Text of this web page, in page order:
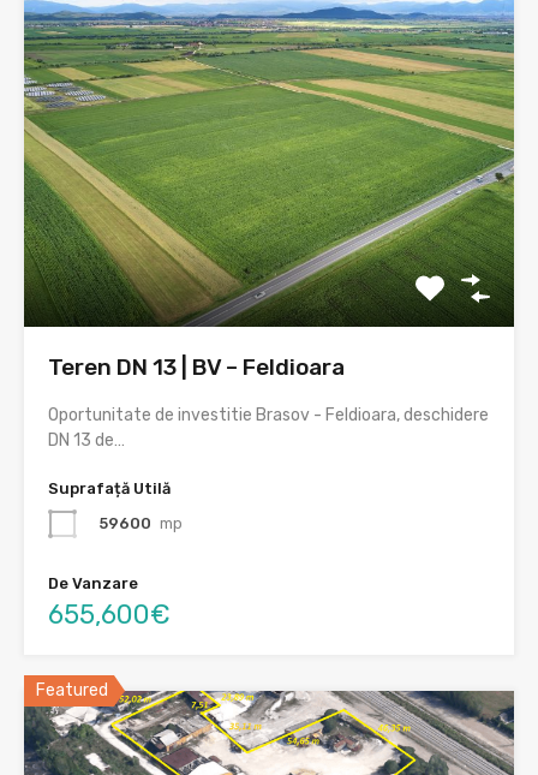
Teren DN 13 | BV – Feldioara
Oportunitate de investitie Brasov - Feldioara, deschidere
DN 13 de…
Suprafață Utilă
59600 mp
De Vanzare
655,600€
Featured